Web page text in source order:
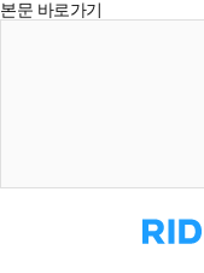
본문 바로가기
리
디